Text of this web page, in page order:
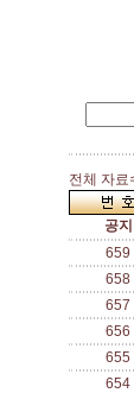
전체 자료
공지
659
658
657
656
655
654